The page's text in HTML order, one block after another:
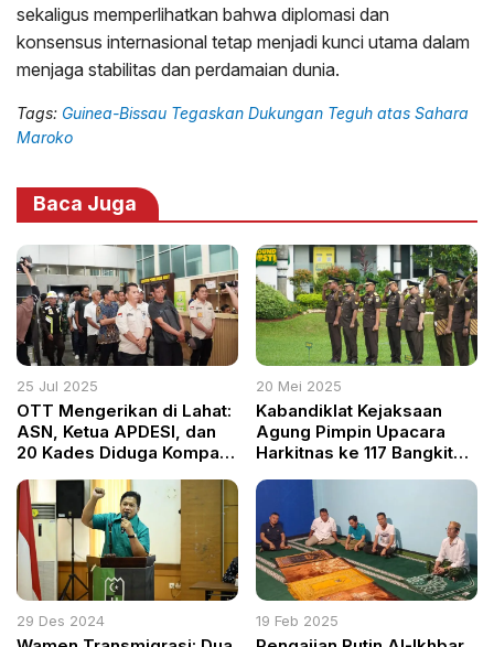
sekaligus memperlihatkan bahwa diplomasi dan
konsensus internasional tetap menjadi kunci utama dalam
menjaga stabilitas dan perdamaian dunia.
Tags: Guinea-Bissau Tegaskan Dukungan Teguh atas Sahara
Maroko
Baca Juga
25 Jul 2025
OTT Mengerikan di Lahat:
ASN, Ketua APDESI, dan
20 Kades Diduga Kompak
20 Mei 2025
Kabandiklat Kejaksaan
Agung Pimpin Upacara
Harkitnas ke 117 Bangkit
Indonesia Kuat
29 Des 2024 19 Feb 2025